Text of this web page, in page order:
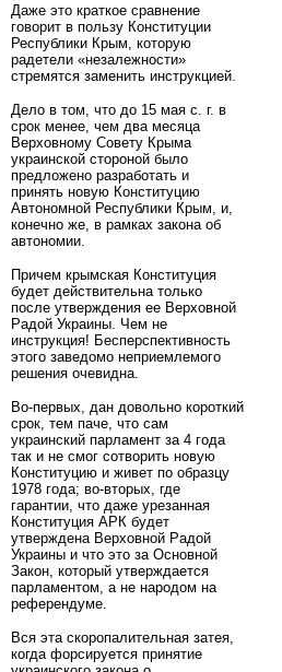
Даже это краткое сравнение
говорит в пользу Конституции
Республики Крым, которую
радетели «незалежности»
стремятся заменить инструкцией.
Дело в том, что до 15 мая с. г. в
срок менее, чем два месяца
Верховному Совету Крыма
украинской стороной было
предложено разработать и
принять новую Конституцию
Автономной Республики Крым, и,
конечно же, в рамках закона об
автономии.
Причем крымская Конституция
будет действительна только
после утверждения ее Верховной
Радой Украины. Чем не
инструкция! Бесперспективность
этого заведомо неприемлемого
решения очевидна.
Во-первых, дан довольно короткий
срок, тем паче, что сам
украинский парламент за 4 года
так и не смог сотворить новую
Конституцию и живет по образцу
1978 года; во-вторых, где
гарантии, что даже урезанная
Конституция АРК будет
утверждена Верховной Радой
Украины и что это за Основной
Закон, который утверждается
парламентом, а не народом на
референдуме.
Вся эта скоропалительная затея,
когда форсируется принятие